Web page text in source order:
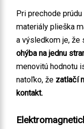
Pri prechode
materiály plieška
a výsledkom je, že
ohýba na jednu
menovitú hodnotu
natoľko, že zatlačí
kontakt.